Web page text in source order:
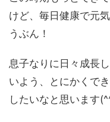
けど、毎日健康で元
うぶん！
息子なりに日々成長
いよう、とにかくで
したいなと思います